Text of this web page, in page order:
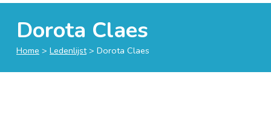
Dorota Claes
Home > Ledenlijst> Dorota Claes